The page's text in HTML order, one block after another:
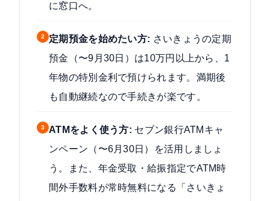
に窓口へ。
2 定期預金を始めたい方: さいきょうの定期
預金（〜9月30日）は10万円以上から、1
年物の特別金利で預けられます。満期後
も自動継続なので手続きが楽です。
3 ATMをよく使う方: セブン銀行ATMキャ
ンペーン（〜6月30日）を活用しましょ
う。また、年金受取・給振指定でATM時
間外手数料が常時無料になる「さいきょ